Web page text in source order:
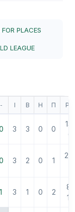
PLACES
LEAGUE
І В Н П РМ
3 3 0 0
13-
0
3 2 0 1
3 1 0 2
8-
15